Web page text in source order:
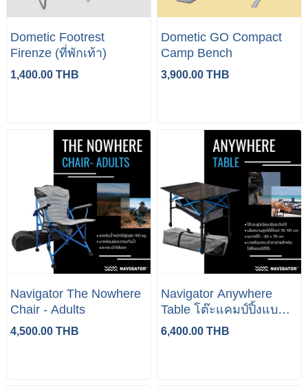
Dometic Footrest
Firenze (ที่พักเท้า)
1,400.00 THB
Dometic GO Compact
Camp Bench
3,900.00 THB
Navigator The Nowhere
Chair - Adults
4,500.00 THB
Navigator Anywhere
Table โต๊ะแคมป์ปิ้งแบบ
พกพา
6,400.00 THB